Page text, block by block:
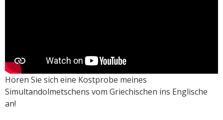
Hören Sie sich eine Kostprobe meines
Simultandolmetschens vom Griechischen ins Englische
an!